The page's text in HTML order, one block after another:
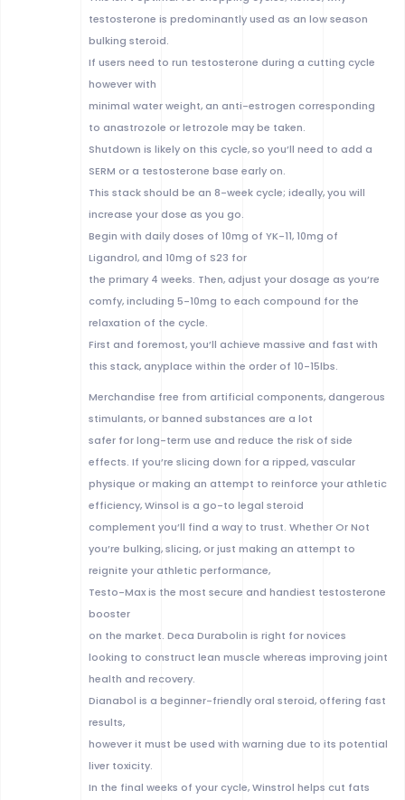
testosterone is predominantly used as an low season
bulking steroid.
If users need to run testosterone during a cutting cycle
however with
minimal water weight, an anti-estrogen corresponding
to anastrozole or letrozole may be taken.
Shutdown is likely on this cycle, so you’ll need to add a
SERM or a testosterone base early on.
This stack should be an 8-week cycle; ideally, you will
increase your dose as you go.
Begin with daily doses of 10mg of YK-11, 10mg of
Ligandrol, and 10mg of S23 for
the primary 4 weeks. Then, adjust your dosage as you’re
comfy, including 5-10mg to each compound for the
relaxation of the cycle.
First and foremost, you’ll achieve massive and fast with
this stack, anyplace within the order of 10-15lbs.
Merchandise free from artificial components, dangerous
stimulants, or banned substances are a lot
safer for long-term use and reduce the risk of side
effects. If you’re slicing down for a ripped, vascular
physique or making an attempt to reinforce your athletic
efficiency, Winsol is a go-to legal steroid
complement you’ll find a way to trust. Whether Or Not
you’re bulking, slicing, or just making an attempt to
reignite your athletic performance,
Testo-Max is the most secure and handiest testosterone
booster
on the market. Deca Durabolin is right for novices
looking to construct lean muscle whereas improving joint
health and recovery.
Dianabol is a beginner-friendly oral steroid, offering fast
results,
however it must be used with warning due to its potential
liver toxicity.
In the final weeks of your cycle, Winstrol helps cut fats